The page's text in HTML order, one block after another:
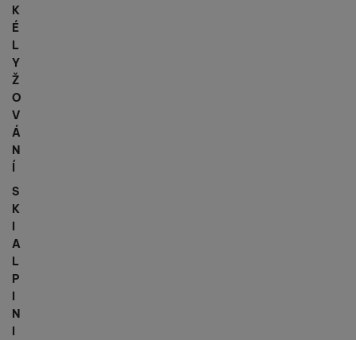
K
É
L
Y
Ž
O
V
Á
N
Í
S
K
I
A
L
P
I
N
I